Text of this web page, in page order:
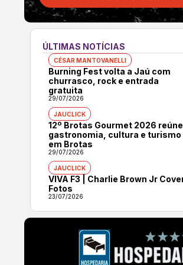
ÚLTIMAS NOTÍCIAS
CÉSAR MANTOVANELLI
Burning Fest volta a Jaú com
churrasco, rock e entrada
gratuita
29/07/2026
JAUCLICK
12º Brotas Gourmet 2026 reúne
gastronomia, cultura e turismo
em Brotas
29/07/2026
JAUCLICK
VIVA F3 | Charlie Brown Jr
Fotos
23/07/2026